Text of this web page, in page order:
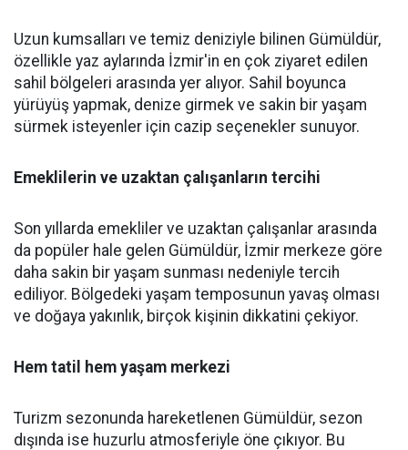
Uzun kumsalları ve temiz deniziyle bilinen Gümüldür,
özellikle yaz aylarında İzmir'in en çok ziyaret edilen
sahil bölgeleri arasında yer alıyor. Sahil boyunca
yürüyüş yapmak, denize girmek ve sakin bir yaşam
sürmek isteyenler için cazip seçenekler sunuyor.
Emeklilerin ve uzaktan çalışanların tercihi
Son yıllarda emekliler ve uzaktan çalışanlar arasında
da popüler hale gelen Gümüldür, İzmir merkeze göre
daha sakin bir yaşam sunması nedeniyle tercih
ediliyor. Bölgedeki yaşam temposunun yavaş olması
ve doğaya yakınlık, birçok kişinin dikkatini çekiyor.
Hem tatil hem yaşam merkezi
Turizm sezonunda hareketlenen Gümüldür, sezon
dışında ise huzurlu atmosferiyle öne çıkıyor. Bu